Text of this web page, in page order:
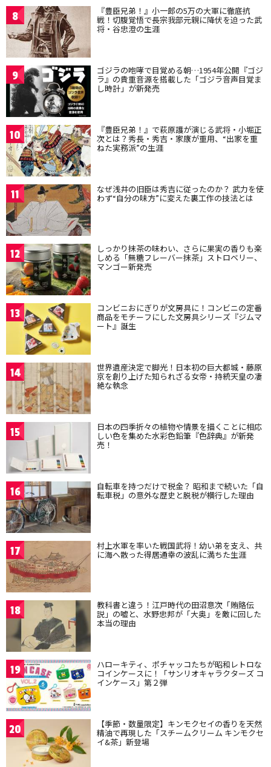
8 『豊臣兄弟！』小一郎の5万の大軍に徹底抗
戦！切腹覚悟で長宗我部元親に降伏を迫った武
将・谷忠澄の生涯
9 ゴジラの咆哮で目覚める朝…1954年公開『ゴジ
ラ』の貴重音源を搭載した「ゴジラ音声目覚ま
し時計」が新発売
10 『豊臣兄弟！』で萩原護が演じる武将・小堀正
次とは？秀長・秀吉・家康が重用、“出家を重
ねた実務派”の生涯
11 なぜ浅井の旧臣は秀吉に従ったのか？ 武力を使
わず“自分の味方”に変えた裏工作の技法とは
12 しっかり抹茶の味わい、さらに果実の香りも楽
しめる「無糖フレーバー抹茶」ストロベリー、
マンゴー新発売
13 コンビニおにぎりが文房具に！コンビニの定番
商品をモチーフにした文房具シリーズ『ジムマ
ート』誕生
14 世界遺産決定で脚光！日本初の巨大都城・藤原
京を創り上げた知られざる女帝・持統天皇の凄
絶な執念
15 日本の四季折々の植物や情景を描くことに相応
しい色を集めた水彩色鉛筆『色辞典』が新発
売！
16 自転車を持つだけで税金？ 昭和まで続いた「自
転車税」の意外な歴史と脱税が横行した理由
17 村上水軍を率いた戦国武将！幼い弟を支え、共
に海へ散った得居通幸の波乱に満ちた生涯
18 教科書と違う！江戸時代の田沼意次「賄賂伝
説」の嘘と、水野忠邦が「大奥」を敵に回した
本当の理由
19 ハローキティ、ポチャッコたちが昭和レトロな
コインケースに！「サンリオキャラクターズ コ
インケース」第２弾
20 【季節・数量限定】キンモクセイの香りを天然
精油で再現した「スチームクリーム キンモクセ
イ&茶」新登場